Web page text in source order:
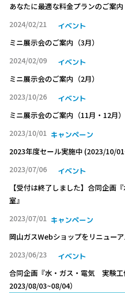
あなたに最適な料金プランのご案内
2024/02/21
イベント
ミニ展示会のご案内（3月）
2024/02/09
イベント
ミニ展示会のご案内（2月）
2023/10/26
イベント
ミニ展示会のご案内（11月・12月）
2023/10/01 キャンペーン
2023年度セール実施中 (2023/10/
2023/07/06
イベント
【受付は終了しました】合同企画
室』
2023/07/01 キャンペーン
岡山ガスWebショップをリニューア
2023/06/23
イベント
合同企画『水・ガス・電気 実験
2023/08/03~08/04）